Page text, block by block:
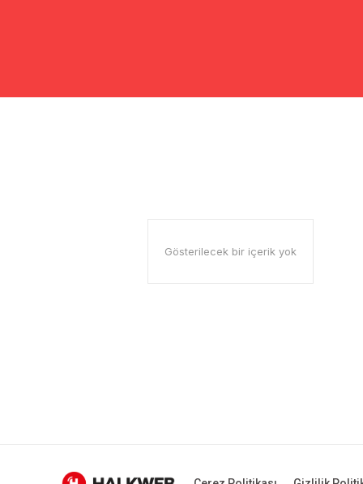
Gösterilecek bir içerik yok